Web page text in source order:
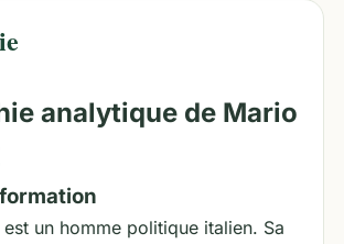
analytique de Mario
un homme politique italien. Sa